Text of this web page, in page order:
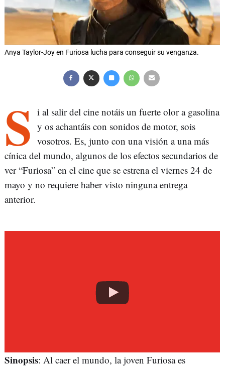
Anya Taylor-Joy en Furiosa lucha para conseguir su venganza.
S i al salir del cine notáis un fuerte olor a gasolina
y os achantáis con sonidos de motor, sois
vosotros. Es, junto con una visión a una más
cínica del mundo, algunos de los efectos secundarios de
ver “Furiosa” en el cine que se estrena el viernes 24 de
mayo y no requiere haber visto ninguna entrega
anterior.
Sinopsis: Al caer el mundo, la joven Furiosa es